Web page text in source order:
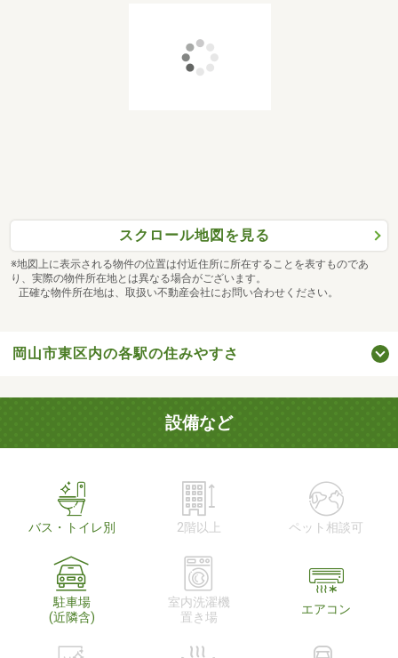
スクロール地図を見る
※地図上に表示される物件の位置は付近住所に所在することを表すものであ
り、実際の物件所在地とは異なる場合がございます。
正確な物件所在地は、取扱い不動産会社にお問い合わせください。
岡山市東区内の各駅の住みやすさ
設備など
バス・トイレ別 2階以上 ペット相談可
駐車場
(近隣含)
室内洗濯機
置き場
エアコン